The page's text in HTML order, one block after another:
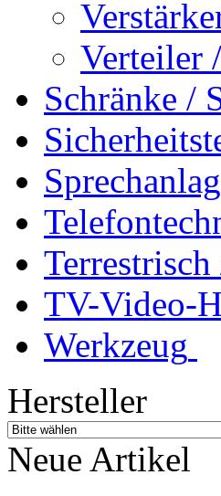
Verteiler
Schränke /
TV-Video-
Werkzeug
Hersteller
Neue Artikel